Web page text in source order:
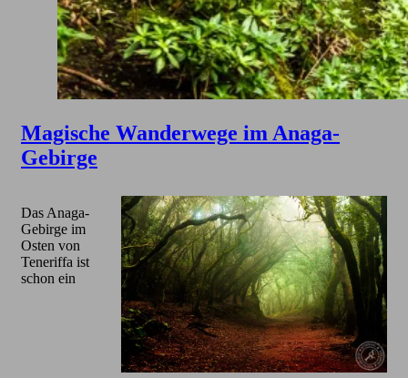
Magische Wanderwege im Anaga-
Gebirge
Das Anaga-
Gebirge im
Osten von
Teneriffa ist
schon ein